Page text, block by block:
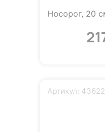
Носорог, 20
Артикул: 43622